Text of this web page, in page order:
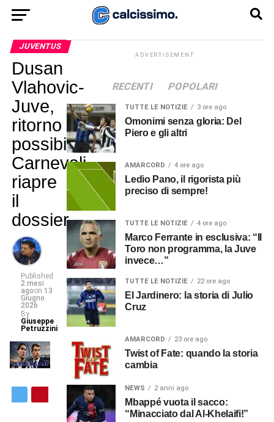
JUVENTUS
Dusan
Vlahovic-
Juve,
ritorno
possibile?
Carnevali
riapre
il
dossier
Published
2 mesi
agoon 13
Giugno
2026
By
Giuseppe
Petruzzini
ADVERTISEMENT
RECENTI POPOLARI
TUTTE LE NOTIZIE 3 ore ago
Omonimi senza gloria: Del
Piero e gli altri
AMARCORD 4 ore ago
Ledio Pano, il rigorista più
preciso di sempre!
TUTTE LE NOTIZIE 4 ore ago
Marco Ferrante in esclusiva: “Il
Toro non programma, la Juve
invece…”
TUTTE LE NOTIZIE 22 ore ago
El Jardinero: la storia di Julio
Cruz
AMARCORD 23 ore ago
Twist of Fate: quando la storia
cambia
NEWS 2 anni ago
Mbappé vuota il sacco:
“Minacciato dal Al-Khelaifi!”